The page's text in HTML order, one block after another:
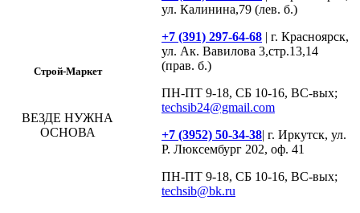
Строй-Маркет
ВЕЗДЕ НУЖНА
ОСНОВА
ул. Калинина,79 (лев. б.)
+7 (391) 297-64-68 | г. Красноярск,
ул. Ак. Вавилова 3,стр.13,14
(прав. б.)
ПН-ПТ 9-18, СБ 10-16, ВС-вых;
techsib24@gmail.com
+7 (3952) 50-34-38| г. Иркутск, ул.
Р. Люксембург 202, оф. 41
ПН-ПТ 9-18, СБ 10-16, ВС-вых;
techsib@bk.ru